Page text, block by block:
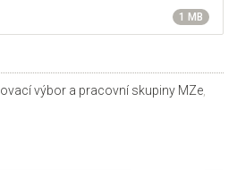
1 MB
výbor a pracovní skupiny MZe,